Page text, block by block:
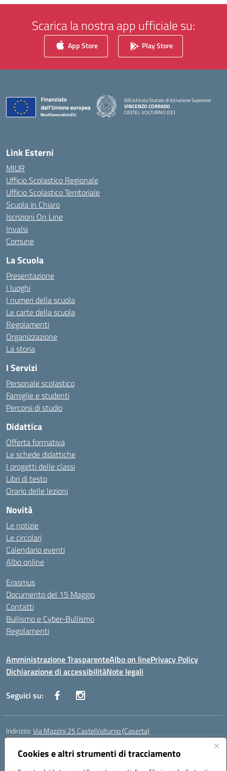
Cookies e altri strumenti di tracciamento
Scarica la nostra app ufficiale su:
App Store Play Store
ISIS Istituto Statale di Istruzione Superiore
VINCENZO CORRADO
CASTEL VOLTURNO (CE)
Link Esterni
MIUR
Ufficio Scolastico Regionale
Ufficio Scolastico Territoriale
Scuola in Chiaro
Iscrizioni On Line
Invalsi
Comune
La Scuola
Presentazione
I luoghi
I numeri della scuola
Le carte della scuola
Regolamenti
Organizzazione
La storia
I Servizi
Personale scolastico
Famiglie e studenti
Percorsi di studio
Didattica
Offerta formativa
Le schede didattiche
I progetti delle classi
Libri di testo
Orario delle lezioni
Novità
Le notizie
Le circolari
Calendario eventi
Albo online
Erasmus
Documento del 15 Maggio
Contatti
Bullismo e Cyber-Bullismo
Regolamenti
Amministrazione TrasparenteAlbo on linePrivacy Policy
Dichiarazione di accessibilitàNote legali
Seguici su:
Indirizzo:Via Mazzini 25 CastelVolturno (Caserta)
Centralino:
Posta elettronica certificata (PEC):ceis014005@pec.istruzione.it